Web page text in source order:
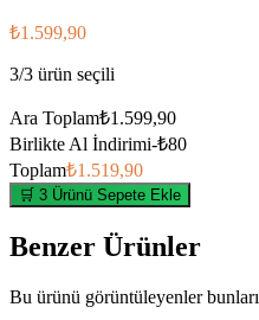
₺1.599,90
3/3 ürün seçili
Ara Toplam₺1.599,90
Birlikte Al İndirimi-₺80
Toplam₺1.519,90
🛒 3 Ürünü Sepete Ekle
Benzer Ürünler
Bu ürünü görüntüleyenler